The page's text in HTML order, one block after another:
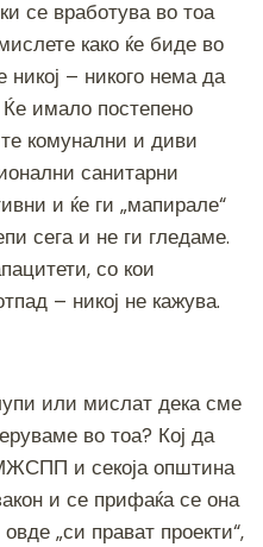
се вработува во тоа
како ќе биде во
никој – никого нема да
имало постепено
комунални и диви
санитарни
и ќе ги „мапирале“
сега и не ги гледаме.
со кои
– никој не кажува.
или мислат дека сме
во тоа? Кој да
и секоја општина
и се прифаќа се она
„си прават проекти“,